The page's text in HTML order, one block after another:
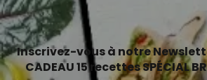
Inscrivez-vous à notre
CADEAU 15 recettes SPÉCIAL